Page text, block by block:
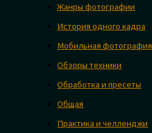
Жанры фотографии
История одного кадра
Мобильная фотография
Обзоры техники
Обработка и пресеты
Общая
Практика и челленджи